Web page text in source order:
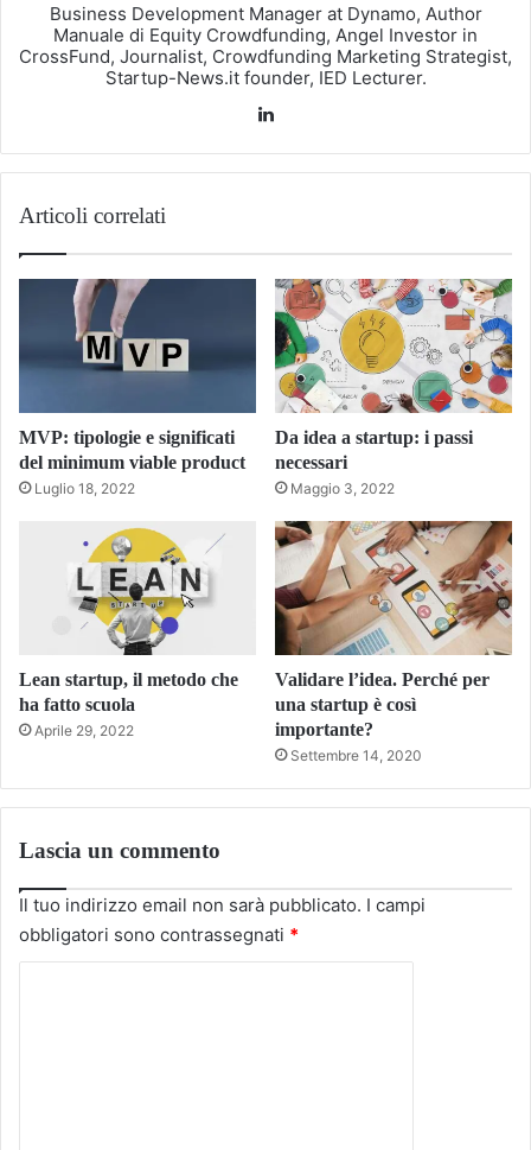
Business Development Manager at Dynamo, Author
Manuale di Equity Crowdfunding, Angel Investor in
CrossFund, Journalist, Crowdfunding Marketing Strategist,
Startup-News.it founder, IED Lecturer.
Articoli correlati
MVP: tipologie e significati
del minimum viable product
Luglio 18, 2022
Da idea a startup: i passi
necessari
Maggio 3, 2022
Lean startup, il metodo che
ha fatto scuola
Aprile 29, 2022
Validare l’idea. Perché per
una startup è così
importante?
Settembre 14, 2020
Lascia un commento
Il tuo indirizzo email non sarà pubblicato. I campi
obbligatori sono contrassegnati *